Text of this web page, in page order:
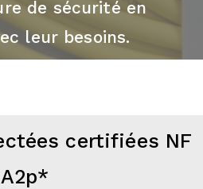
de sécurité en
leur besoins.
certifiées NF
A2p*